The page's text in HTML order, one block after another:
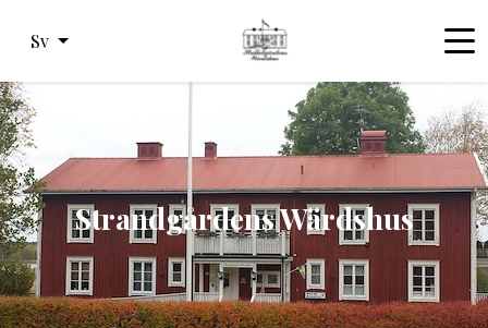
Sv
Strandgårdens Wärdshus